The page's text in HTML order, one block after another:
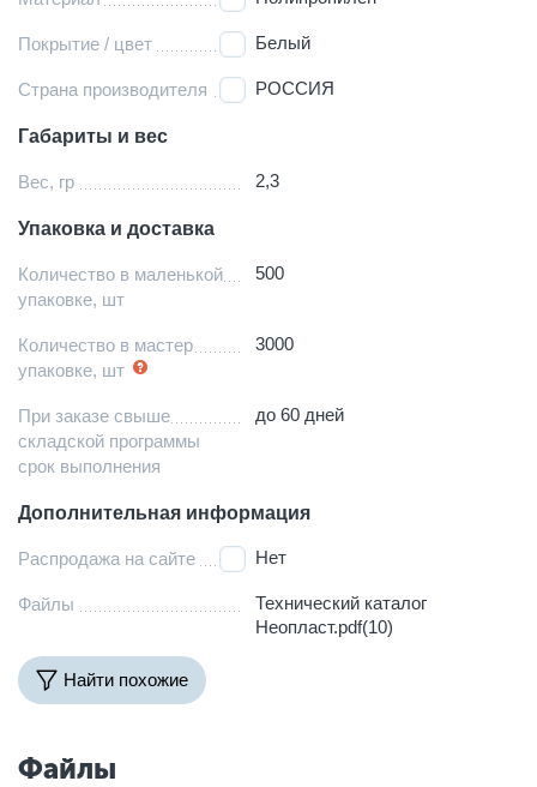
Покрытие / цвет Белый
Страна производителя РОССИЯ
Габариты и вес
Вес, гр 2,3
Упаковка и доставка
Количество в маленькой
упаковке, шт
500
Количество в мастер
упаковке, шт
3000
При заказе свыше
складской программы
срок выполнения
до 60 дней
Дополнительная информация
Распродажа на сайте Нет
Файлы
Технический каталог
Неопласт.pdf(10)
Найти похожие
Файлы